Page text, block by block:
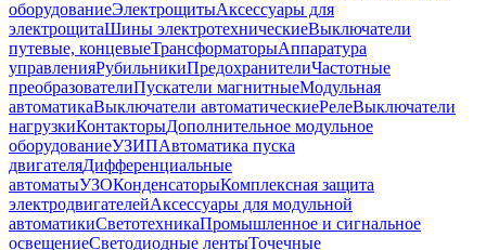
оборудованиеЭлектрощитыАксессуары для
электрощитаШины электротехническиеВыключатели
путевые, концевыеТрансформаторыАппаратура
управленияРубильникиПредохранителиЧастотные
преобразователиПускатели магнитныеМодульная
автоматикаВыключатели автоматическиеРелеВыключатели
нагрузкиКонтакторыДополнительное модульное
оборудованиеУЗИПАвтоматика пуска
двигателяДифференциальные
автоматыУЗОКонденсаторыКомплексная защита
электродвигателейАксессуары для модульной
автоматикиСветотехникаПромышленное и сигнальное
освещениеСветодиодные лентыТочечные